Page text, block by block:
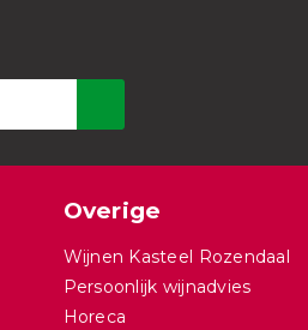
Overige
Wijnen Kasteel Rozendaal
Persoonlijk wijnadvies
Horeca